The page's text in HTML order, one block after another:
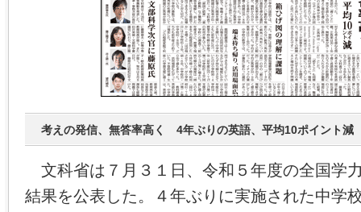
考えの発信、無答率高く 4年ぶりの英語、平均10ポイント
文科省は７月３１日、令和５年度の全国学
結果を公表した。４年ぶりに実施された中学